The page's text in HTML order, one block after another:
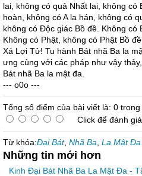
lai, không có quả Nhất lai, không có
hoàn, không có A la hán, không có
không có Độc giác Bồ đề. Không có
Không có Phật, không có Phật Bồ đề.
Xá Lợi Tử! Tu hành Bát nhã Ba la
ưng cùng với các pháp như vậy
Bát nhã Ba la mật đa.
--- o0o ---
Tổng số điểm của bài viết là: 0
Click để đánh
Từ khóa:Đại Bát, Nhã Ba La Mật Đa
Những tin mới hơn
Kinh Đại Bát Nhã Ba La Mật Đa -